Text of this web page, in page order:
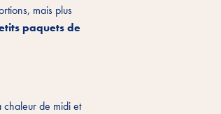
mais plus
paquets de
chaleur de midi et